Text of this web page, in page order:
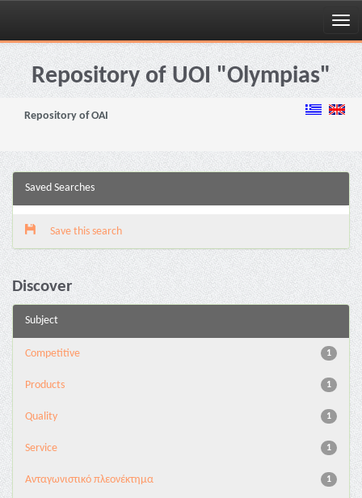
Skip
navigationRepository of UOI "Olympias"
Repository of OAI
Saved Searches
Save this search
Discover
Subject
1
Competitive
1
Products
1
Quality
1
Service
1
Ανταγωνιστικό πλεονέκτημα